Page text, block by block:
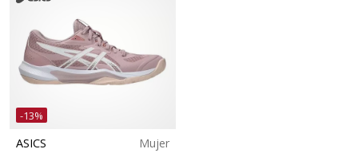
-13%
ASICS
Mujer